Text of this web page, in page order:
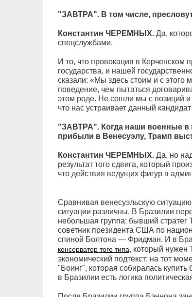
"ЗАВТРА". В том числе,
Константин ЧЕРЕМНЫХ.Да,
спецслужбами.
И то, что провокация в Керченском
государства, и нашей
сказали: «Мы здесь стоим и с этого
поведение, чем пытаться
этом роде. Не сошли мы с позиций
что нас устраивает данный
"ЗАВТРА". Когда наши военные в
прибыли в Венесуэлу, Трамп
Константин ЧЕРЕМНЫХ.Да, но
результат того сдвига, который
что действия ведущих фигур в
Сравнивая венесуэльскую
ситуации различны. В Бразилии
небольшая группа: бывший стратег
советник президента США по
спиной Болтона — Фридман. И в
консерватор того типа, который нужен
экономический подтекст: на тот
"Боинг", которая собиралась
в Бразилии есть логика